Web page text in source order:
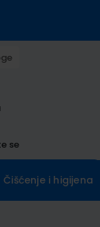
se
Čišćenje i higijena